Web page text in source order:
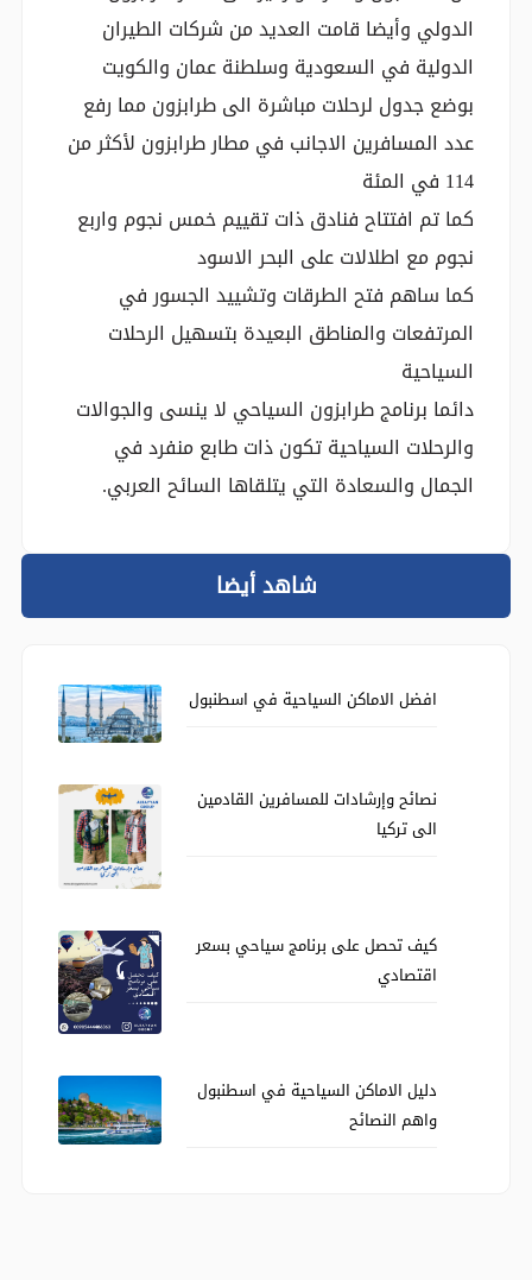
كما قدمت الحكومة التركية حزمة كبيرة من الخدمات
السياحية كأن أولها في زيادة عدد الرحلات المباشرة
من اسطنبول وأنقرة وازمير الى مطار طرابزون
الدولي وأيضا قامت العديد من شركات الطيران
الدولية في السعودية وسلطنة عمان والكويت
بوضع جدول لرحلات مباشرة الى طرابزون مما رفع
عدد المسافرين الاجانب في مطار طرابزون لأكثر من
114 في المئة
كما تم افتتاح فنادق ذات تقييم خمس نجوم واربع
نجوم مع اطلالات على البحر الاسود
كما ساهم فتح الطرقات وتشييد الجسور في
المرتفعات والمناطق البعيدة بتسهيل الرحلات
السياحية
دائما برنامج طرابزون السياحي لا ينسى والجوالات
والرحلات السياحية تكون ذات طابع منفرد في
الجمال والسعادة التي يتلقاها السائح العربي.
شاهد أيضا
افضل الاماكن السياحية في اسطنبول